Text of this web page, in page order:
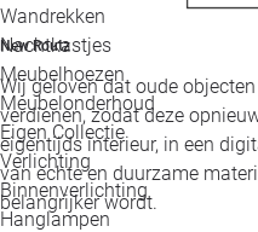
Wandrekken
Nachtkastjes
Meubelhoezen
Meubelonderhoud
Eigen Collectie
Verlichting
Binnenverlichting
Hanglampen
New Routz
Wij geloven dat oude
verdienen, zodat deze
eigentijds interieur, in een
van echte en duurzame
belangrijker wordt.